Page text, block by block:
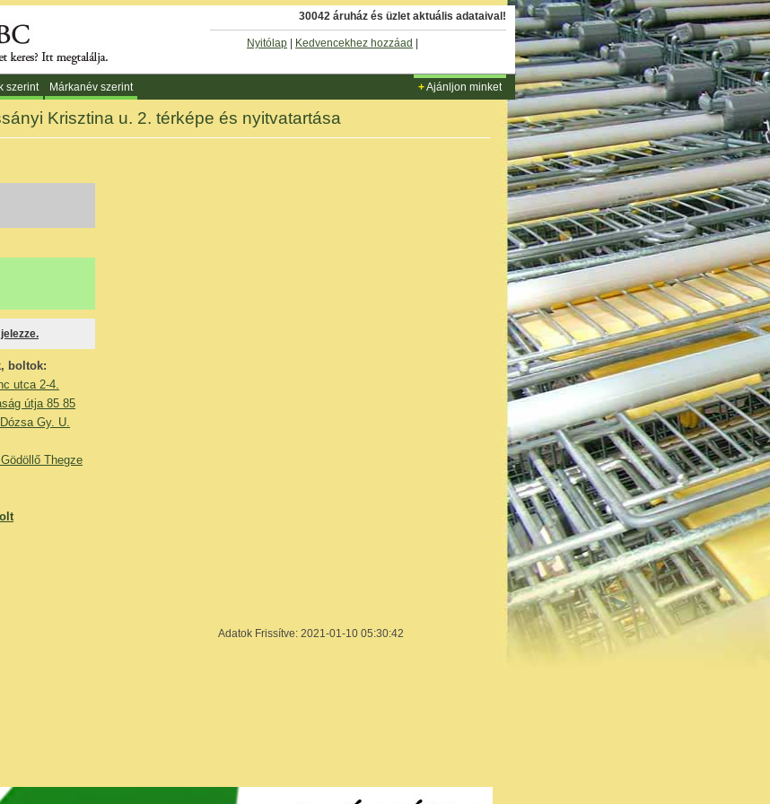
30042 áruház és üzlet aktuális adataival!
Nyitólap Kedvencekhez hozzáad
szerint Márkanév szerint +Ajánljon minket
Krisztina u. 2. térképe és nyitvatartása
Adatok Frissítve: 2021-01-10 05:30:42
boltok:
utca 2-4.
útja 85 85
Gy. U.
Thegze